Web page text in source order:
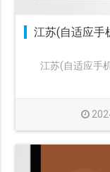
江苏(自适应手
江苏(自适应手